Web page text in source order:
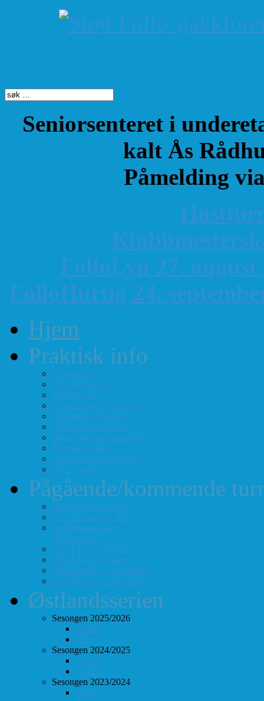
Seniorsenteret i
kalt Ås
Påmelding
K
FolloLyn 27. august
FolloHurtig 24.
Hjem
Praktisk info
Terminliste
Tid, sted og pris
Styre og verv
Telefon- og E-post-liste
Forenings-vedtekter
Turneringsreglement
Barne- og ungdomssjakk
Årsmøte-papirer
Litt om sjakkforeningen
FIDEs regler
Pågående/kommende
Vårt turneringstilbud
Høstturneringen 2026
Klubbmesterskap
Hurtigsjakk
FolloLyn 27. august
FolloLyn 22. oktober
FolloHurtig 24. september
FolloHurtig 10. desember
Østlandsserien
Sesongen 2025/2026
Follo 1
Follo 2
Sesongen 2024/2025
Follo 1
Follo 2
Sesongen 2023/2024
Follo 1